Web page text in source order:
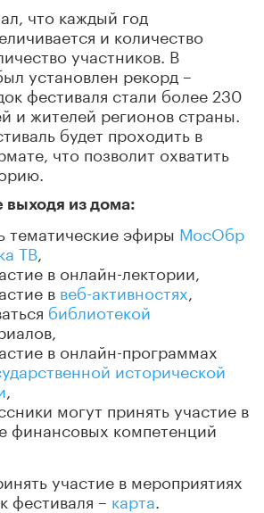
что каждый год
и количество
участников. В
установлен рекорд –
фестиваля стали более 230
и жителей регионов страны.
будет проходить в
что позволит охватить
выходя из дома:
тематические эфиры МосОбр
ТВ
в онлайн-лектории,
в веб-активностях
библиотекой
в онлайн-программах
исторической
могут принять участие в
финансовых компетенций
участие в мероприятиях
фестиваля – карта